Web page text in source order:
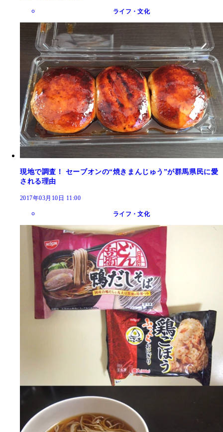
ライフ・文化
現地で調査！ セーブオンの“焼きまんじゅう”が群馬県民に愛
される理由
2017年03月10日 11:00
ライフ・文化